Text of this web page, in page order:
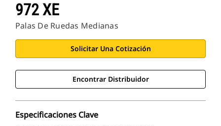
972 XE
Palas De Ruedas Medianas
Solicitar Una Cotización
Encontrar Distribuidor
Especificaciones Clave